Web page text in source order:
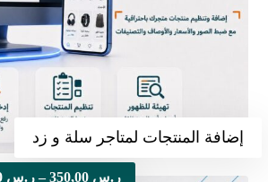
إضافة المنتجات لمتاجر سلة و زد
ر.س –ر.س